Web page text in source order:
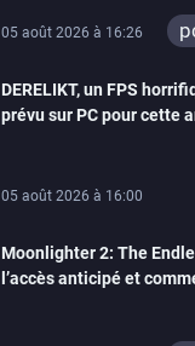
05 août 2026 à 16:26
DERELIKT, un FPS
prévu sur PC pour cette
05 août 2026 à 16:00
Moonlighter 2: The
l’accès anticipé et